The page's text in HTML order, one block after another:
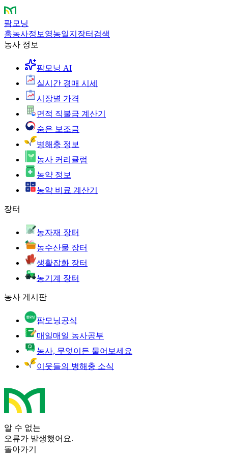
팜모닝
홈농사정보 영농일지 장터 검색
농사 정보
팜모닝 AI
실시간 경매 시세
시장별 가격
면적 직불금 계산기
숨은 보조금
병해충 정보
농사 커리큘럼
농약 정보
농약 비료 계산기
장터
농자재 장터
농수산물 장터
생활잡화 장터
농기계 장터
농사 게시판
팜모닝공식
매일매일 농사공부
농사, 무엇이든 물어보세요
이웃들의 병해충 소식
알 수 없는
오류가 발생했어요.
돌아가기